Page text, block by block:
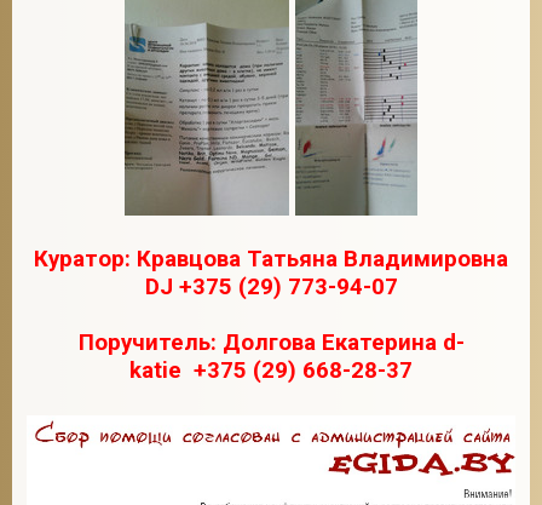
Куратор: Кравцова Татьяна Владимировна
DJ +375 (29) 773-94-07
Поручитель: Долгова Екатерина d-
katie +375 (29) 668-28-37